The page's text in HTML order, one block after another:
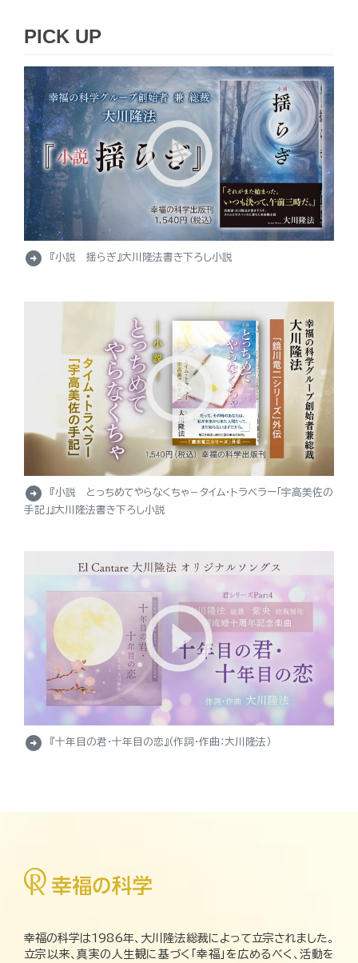
PICK UP
arrow_circle_right 『小説 揺らぎ』大川隆法書き下ろし小説
arrow_circle_right
『小説 とっちめてやらなくちゃ－タイム・トラベラー「宇高美佐の
手記」』大川隆法書き下ろし小説
arrow_circle_right 『十年目の君・十年目の恋』（作詞・作曲：大川隆法）
幸福の科学は1986年、大川隆法総裁によって立宗されました。
立宗以来、真実の人生観に基づく「幸福」を広めるべく、活動を